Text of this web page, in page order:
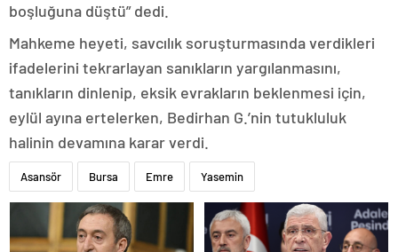
boşluğuna düştü” dedi.
Mahkeme heyeti, savcılık soruşturmasında verdikleri
ifadelerini tekrarlayan sanıkların yargılanmasını,
tanıkların dinlenip, eksik evrakların beklenmesi için,
eylül ayına ertelerken, Bedirhan G.’nin tutukluluk
halinin devamına karar verdi.
Asansör Bursa Emre Yasemin